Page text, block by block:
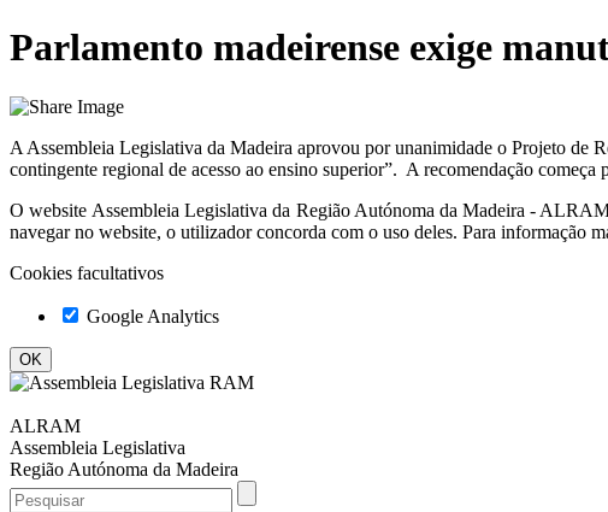
Parlamento madeirense exige
A Assembleia Legislativa da Madeira aprovou por unanimidade o Projeto de
contingente regional de acesso ao ensino superior”. A recomendação começa
O website Assembleia Legislativa da Região Autónoma da Madeira -
navegar no website, o utilizador concorda com o uso deles. Para informação
Cookies facultativos
Google Analytics
ALRAM
Assembleia Legislativa
Região Autónoma da Madeira